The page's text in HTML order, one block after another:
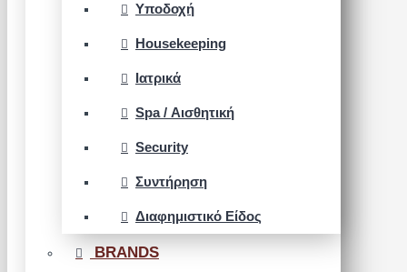
Υποδοχή
Housekeeping
Ιατρικά
Spa / Αισθητική
Security
Συντήρηση
Διαφημιστικό Είδος
BRANDS